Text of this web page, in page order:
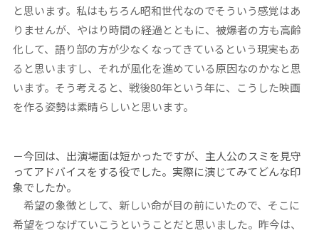
と思います。私はもちろん昭和世代なのでそういう感覚はあ
りませんが、やはり時間の経過とともに、被爆者の方も高齢
化して、語り部の方が少なくなってきているという現実もあ
ると思いますし、それが風化を進めている原因なのかなと思
います。そう考えると、戦後80年という年に、こうした映画
を作る姿勢は素晴らしいと思います。
－今回は、出演場面は短かったですが、主人公のスミを見守
ってアドバイスをする役でした。実際に演じてみてどんな印
象でしたか。
希望の象徴として、新しい命が目の前にいたので、そこに
希望をつなげていこうということだと思いました。昨今は、